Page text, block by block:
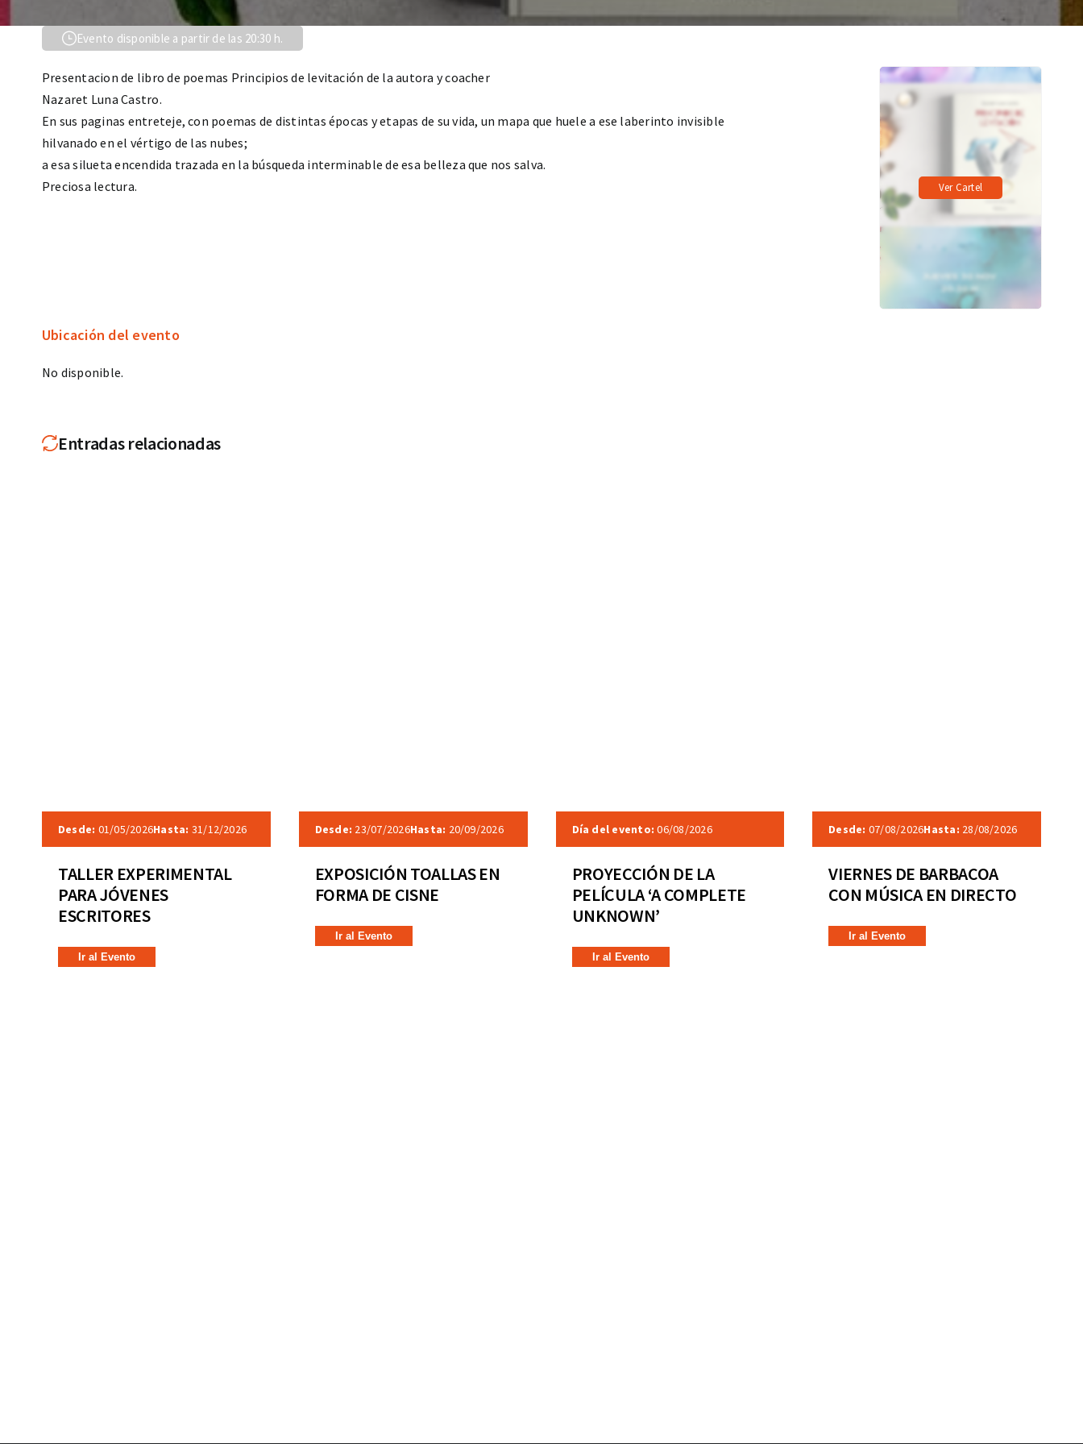
Evento disponible a partir de las 20:30 h.
Presentacion de libro de poemas Principios de levitación de la autora y coacher
Nazaret Luna Castro.
En sus paginas entreteje, con poemas de distintas épocas y etapas de su vida, un mapa que huele a ese laberinto invisible
hilvanado en el vértigo de las nubes;
a esa silueta encendida trazada en la búsqueda interminable de esa belleza que nos salva.
Preciosa lectura.
Ver Cartel
Ubicación del evento
No disponible.
Entradas relacionadas
Desde: 01/05/2026Hasta: 31/12/2026
TALLER EXPERIMENTAL
PARA JÓVENES
ESCRITORES
Ir al Evento
Desde: 23/07/2026Hasta: 20/09/2026
EXPOSICIÓN TOALLAS EN
FORMA DE CISNE
Ir al Evento
Día del evento: 06/08/2026
PROYECCIÓN DE LA
PELÍCULA ‘A COMPLETE
UNKNOWN’
Ir al Evento
Desde: 07/08/2026Hasta: 28/08/2026
VIERNES DE BARBACOA
CON MÚSICA EN DIRECTO
Ir al Evento